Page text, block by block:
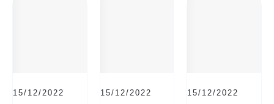
TẠI CÁC
15/12/2022
15/12/2022
15/12/2022